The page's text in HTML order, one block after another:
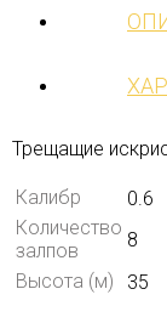
Трещащие
Калибр
0.6
Количество
залпов
8
Высота (м)
35